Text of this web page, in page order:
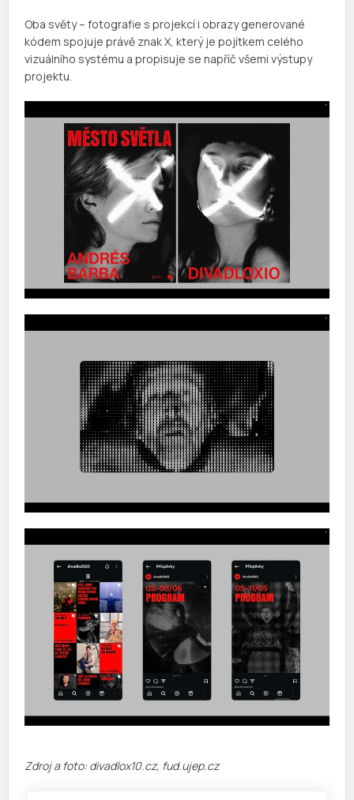
Oba světy – fotografie s projekcí i obrazy generované
kódem spojuje právě znak X, který je pojítkem celého
vizuálního systému a propisuje se napříč všemi výstupy
projektu.
Zdroj a foto: divadlox10.cz, fud.ujep.cz